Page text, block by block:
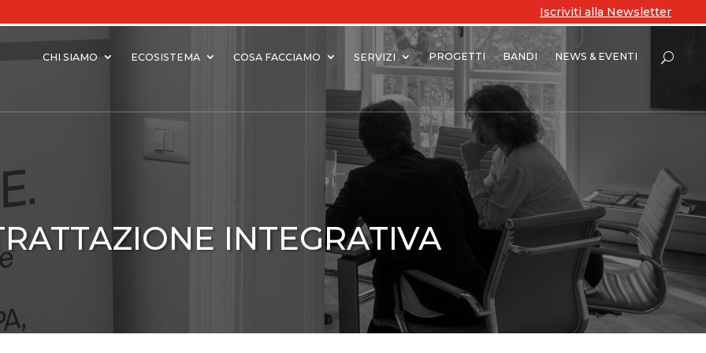
Iscriviti alla Newsletter
CHI SIAMO ECOSISTEMA COSA FACCIAMO SERVIZI PROGETTI BANDI NEWS & EVENTI
INTEGRATIVA